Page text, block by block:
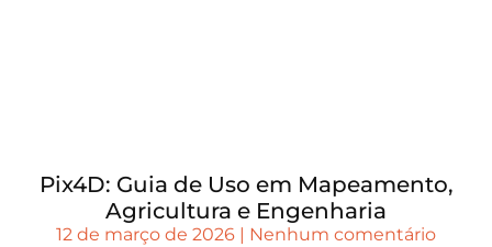
Pix4D: Guia de Uso em Mapeamento,
Agricultura e Engenharia
12 de março de 2026 Nenhum comentário